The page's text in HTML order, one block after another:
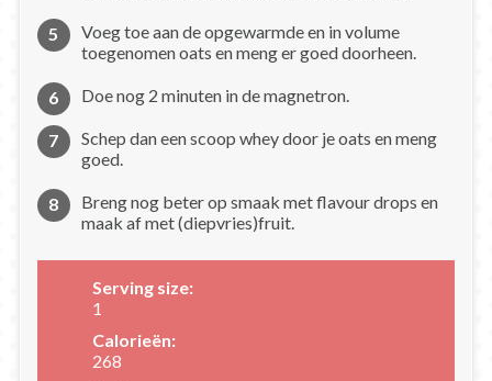
Voeg toe aan de opgewarmde en in volume
toegenomen oats en meng er goed doorheen.
Doe nog 2 minuten in de magnetron.
Schep dan een scoop whey door je oats en meng
goed.
Breng nog beter op smaak met flavour drops en
maak af met (diepvries)fruit.
Serving size:
1
Calorieën:
268